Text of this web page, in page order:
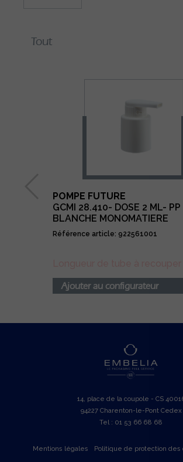
POMPE FUTURE
GCMI 28.410- DOSE 2 ML- PP
BLANCHE MONOMATIERE
Référence article: 922561001
Ajouter au configurateur
14, place de la coupole - CS
94227 Charenton-le-Pont Cedex
Tel : 01 53 66 68 68
Mentions légales Politique de protection des